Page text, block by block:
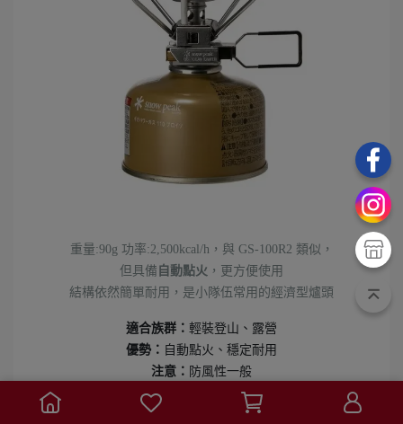
重量:90g 功率:2,500kcal/h，與 GS-100R2 類似，
但具備 自動點火 ，更方便使用
結構依然簡單耐用，是小隊伍常用的經濟型爐頭
適合族群： 輕裝登山、露營
優勢： 自動點火、穩定耐用
注意： 防風性一般
👉 立即選購 👈